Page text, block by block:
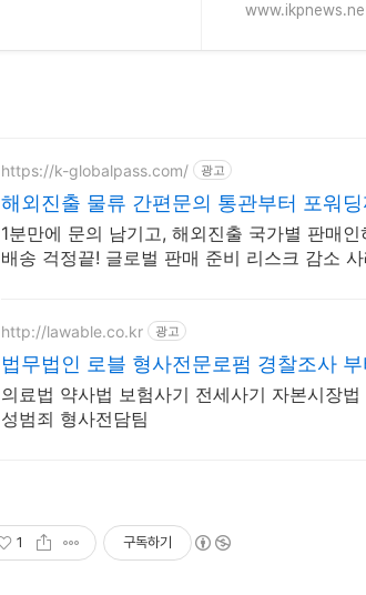
https://k-globalpass.com/ 광고
해외진출 물류 간편문의 통관부터 포워딩
1분만에 문의 남기고, 해외진출 국가별 판매인
배송 걱정끝! 글로벌 판매 준비 리스크 감소
http://lawable.co.kr 광고
법무법인 로블 형사전문로펌 경찰조사
영
의료법 약사법 보험사기 전세사기 자본시장법
성범죄 형사전담팀
1 구독하기